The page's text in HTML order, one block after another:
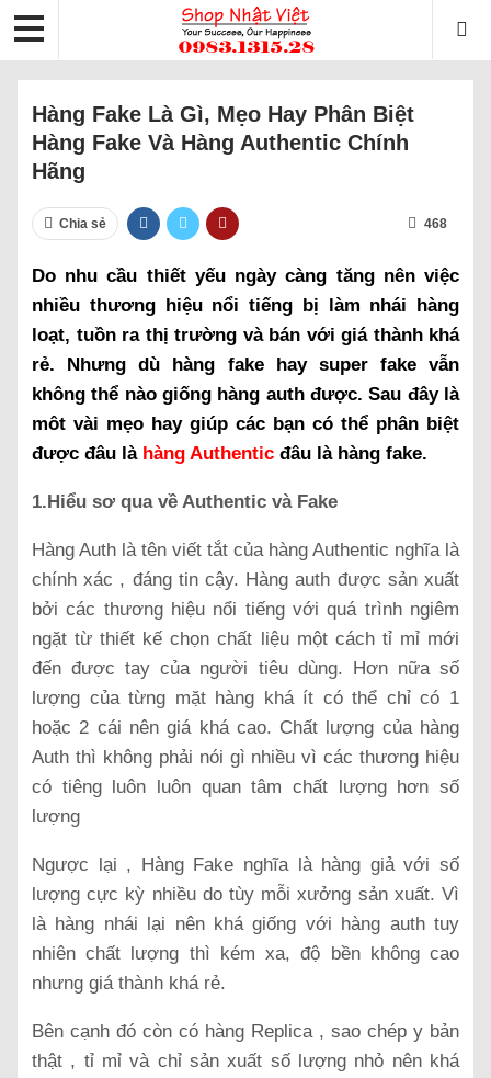
Hàng Fake Là Gì, Mẹo Hay Phân Biệt
Hàng Fake Và Hàng Authentic Chính
Hãng
Chia sẻ 468
Do nhu cầu thiết yếu ngày càng tăng nên việc
nhiều thương hiệu nổi tiếng bị làm nhái hàng
loạt, tuồn ra thị trường và bán với giá thành khá
rẻ. Nhưng dù hàng fake hay super fake vẫn
không thể nào giống hàng auth được. Sau đây là
môt vài mẹo hay giúp các bạn có thể phân biệt
được đâu là hàng Authentic đâu là hàng fake.
1.Hiểu sơ qua về Authentic và Fake
Hàng Auth là tên viết tắt của hàng Authentic nghĩa là
chính xác , đáng tin cậy. Hàng auth được sản xuất
bởi các thương hiệu nổi tiếng với quá trình ngiêm
ngặt từ thiết kế chọn chất liệu một cách tỉ mỉ mới
đến được tay của người tiêu dùng. Hơn nữa số
lượng của từng mặt hàng khá ít có thể chỉ có 1
hoặc 2 cái nên giá khá cao. Chất lượng của hàng
Auth thì không phải nói gì nhiều vì các thương hiệu
có tiêng luôn luôn quan tâm chất lượng hơn số
lượng
Ngược lại , Hàng Fake nghĩa là hàng giả với số
lượng cực kỳ nhiều do tùy mỗi xưởng sản xuất. Vì
là hàng nhái lại nên khá giống với hàng auth tuy
nhiên chất lượng thì kém xa, độ bền không cao
nhưng giá thành khá rẻ.
Bên cạnh đó còn có hàng Replica , sao chép y bản
thật , tỉ mỉ và chỉ sản xuất số lượng nhỏ nên khá